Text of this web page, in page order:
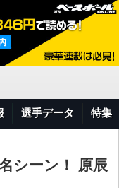
選手データ 特集
シーン！ 原辰